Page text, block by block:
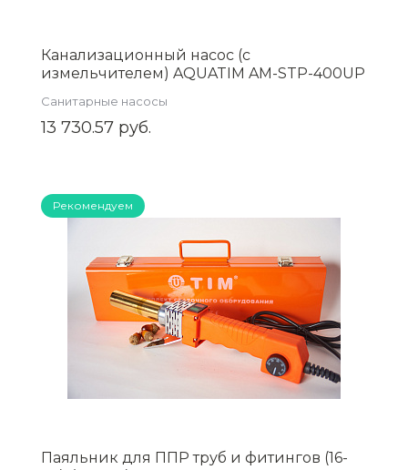
Канализационный насос (с
измельчителем) AQUATIM AM-STP-400UP
Санитарные насосы
13 730.57 руб.
Рекомендуем
Паяльник для ППР труб и фитингов (16-